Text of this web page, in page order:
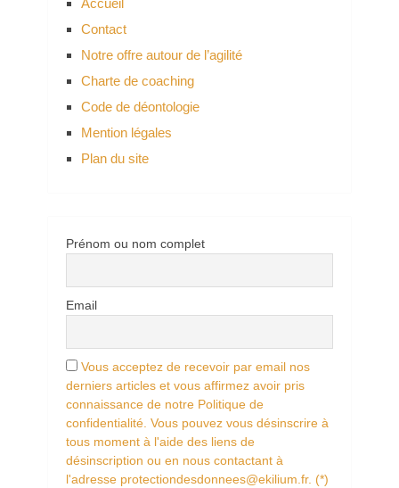
Accueil
Contact
Notre offre autour de l’agilité
Charte de coaching
Code de déontologie
Mention légales
Plan du site
Prénom ou nom complet
Email
Vous acceptez de recevoir par email nos
derniers articles et vous affirmez avoir pris
connaissance de notre Politique de
confidentialité. Vous pouvez vous désinscrire à
tous moment à l'aide des liens de
désinscription ou en nous contactant à
l'adresse protectiondesdonnees@ekilium.fr. (*)